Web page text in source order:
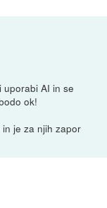
AI in se
ok!
je za njih zapor